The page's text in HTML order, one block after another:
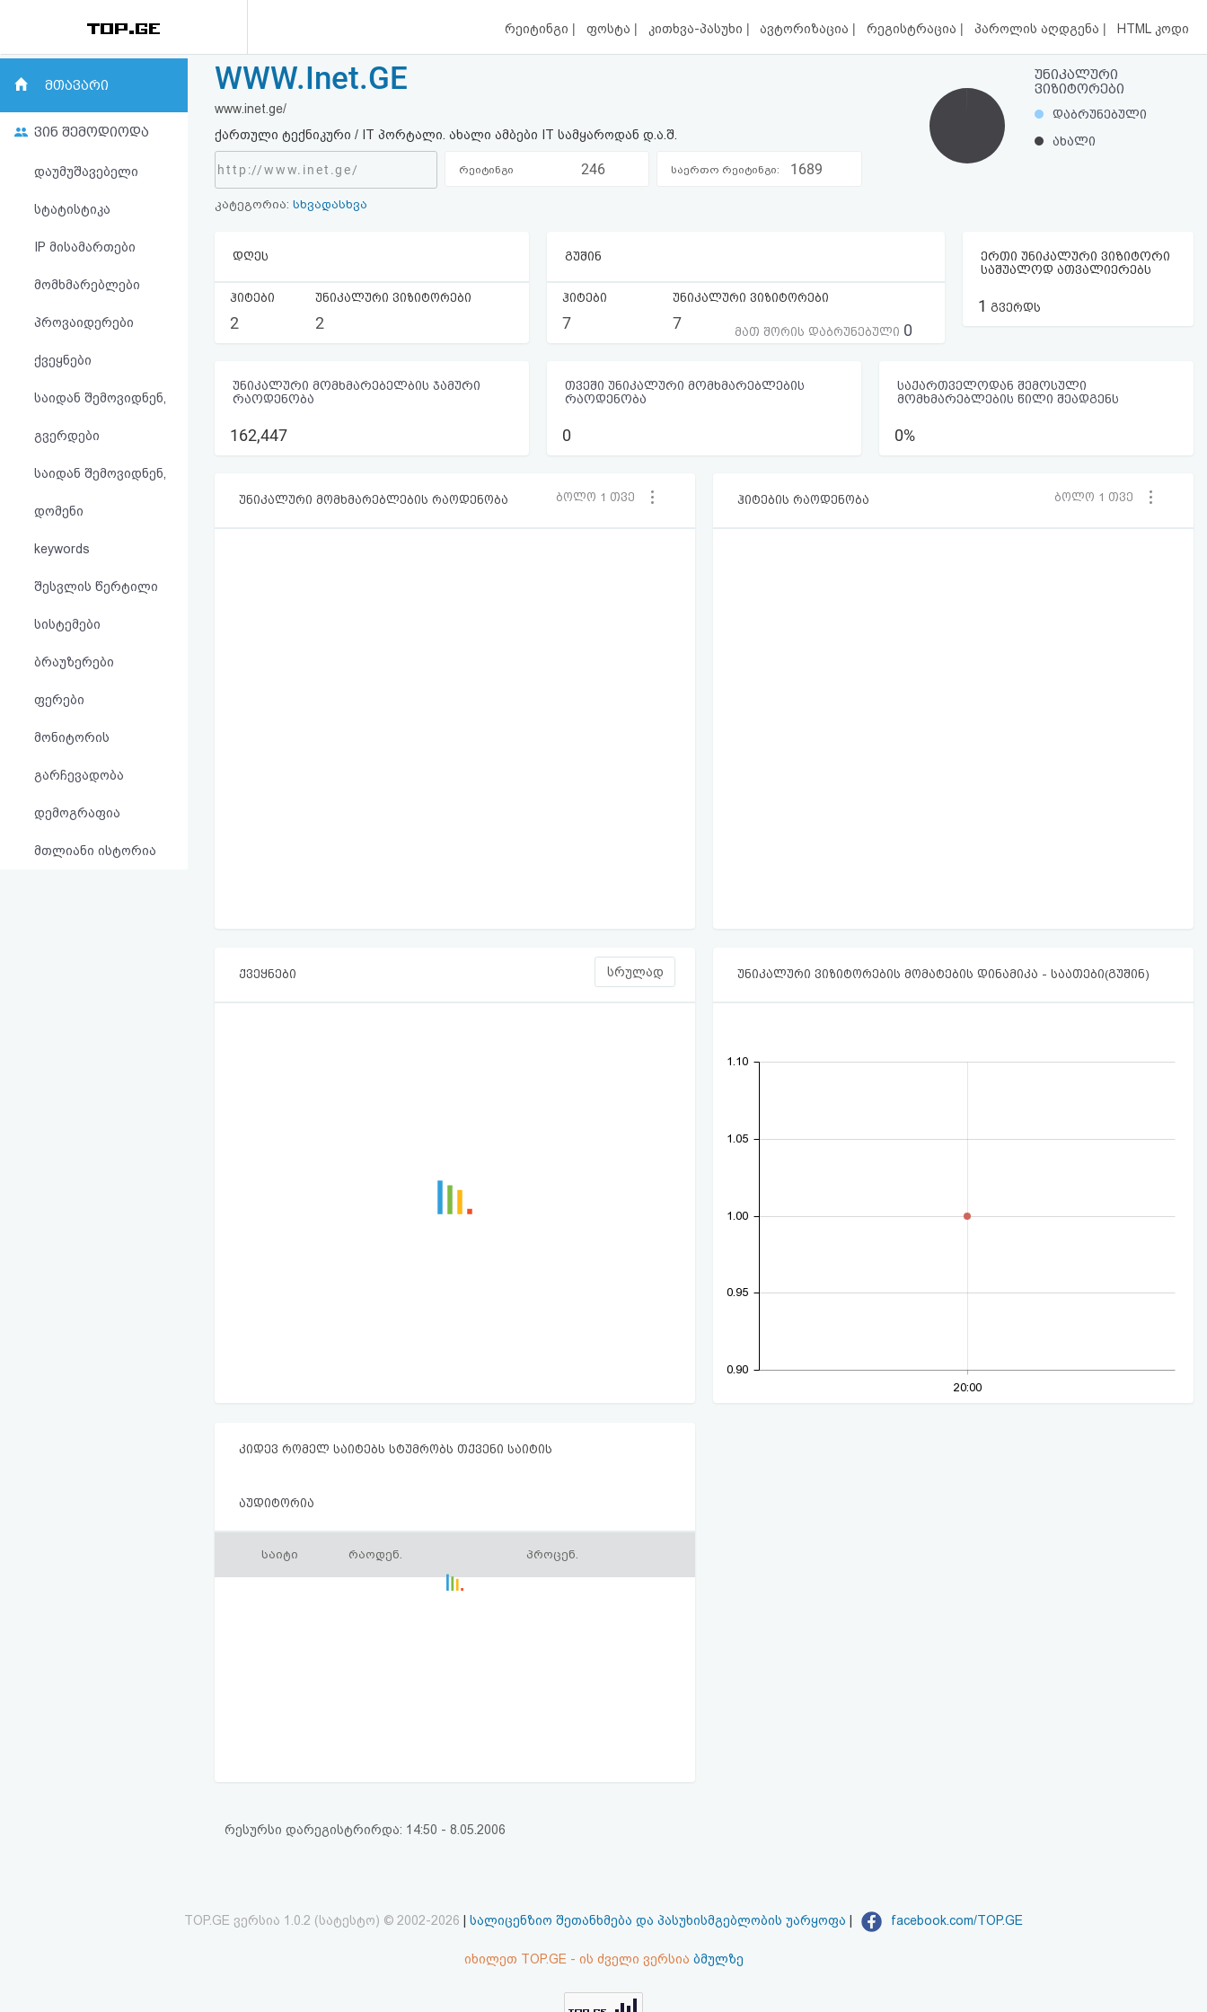
რეიტინგი | ფოსტა | კითხვა-პასუხი | ავტორიზაცია | რეგისტრაცია | პაროლის აღდგენა | HTML კოდი
რეიტინგი
(მთავარი)
კითხვა-
პასუხი
ავტორიზაცია
რეგისტრაცია
სალიცენზიო
შეთანხმება
მთავარი
ვინ შემოდიოდა
დაუმუშავებელი
სტატისტიკა
IP მისამართები
მომხმარებლები
პროვაიდერები
ქვეყნები
საიდან შემოვიდნენ,
გვერდები
საიდან შემოვიდნენ,
დომენი
keywords
შესვლის წერტილი
სისტემები
ბრაუზერები
ფერები
მონიტორის
გარჩევადობა
დემოგრაფია
მთლიანი ისტორია
WWW.Inet.GE
www.inet.ge/
ქართული ტექნიკური / IT პორტალი. ახალი ამბები IT სამყაროდან დ.ა.შ.
http://www.inet.ge/ რეიტინგი 246 საერთო რეიტინგი: 1689
კატეგორია: სხვადასხვა
უნიკალური
ვიზიტორები
დაბრუნებული
ახალი
დღეს
ჰიტები
2
უნიკალური ვიზიტორები
2
გუშინ
ჰიტები
7
უნიკალური ვიზიტორები
7 მათ შორის დაბრუნებული 0
ერთი უნიკალური ვიზიტორი
საშუალოდ ათვალიერებს
1 გვერდს
უნიკალური მომხმარებელბის ჯამური
რაოდენობა
162,447
თვეში უნიკალური მომხმარებლების
რაოდენობა
0
საქართველოდან შემოსული
მომხმარებლების წილი შეადგენს
0%
უნიკალური მომხმარებლების რაოდენობა ბოლო 1 თვე ჰიტების რაოდენობა ბოლო 1 თვე
ქვეყნები სრულად უნიკალური ვიზიტორების მომატების დინამიკა - საათები(გუშინ)
20:00
0.90
0.95
1.00
1.05
1.10
კიდევ რომელ საიტებს სტუმრობს თქვენი საიტის
აუდიტორია
საიტი რაოდენ. პროცენ.
რესურსი დარეგისტრირდა: 14:50 - 8.05.2006
TOP.GE ვერსია 1.0.2 (სატესტო) © 2002-2026 სალიცენზიო შეთანხმება და პასუხისმგებლობის უარყოფა facebook.com/TOP.GE
იხილეთ TOP.GE - ის ძველი ვერსია ბმულზე